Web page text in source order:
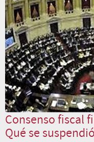
Consenso fiscal
Qué se